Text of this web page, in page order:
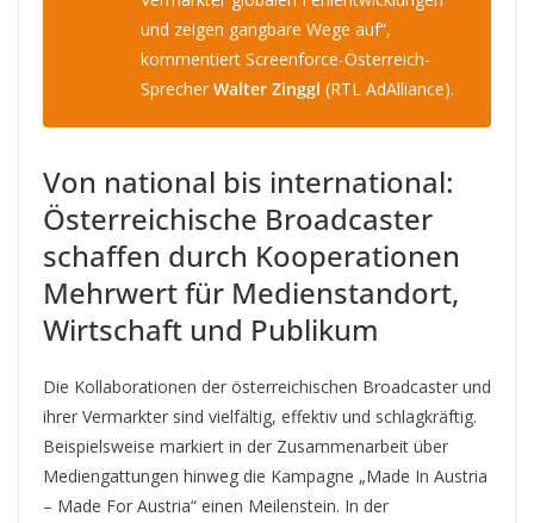
und zeigen gangbare Wege auf“,
kommentiert Screenforce-Österreich-
Sprecher Walter Zinggl (RTL AdAlliance).
Von national bis international:
Österreichische Broadcaster
schaffen durch Kooperationen
Mehrwert für Medienstandort,
Wirtschaft und Publikum
Die Kollaborationen der österreichischen Broadcaster und
ihrer Vermarkter sind vielfältig, effektiv und schlagkräftig.
Beispielsweise markiert in der Zusammenarbeit über
Mediengattungen hinweg die Kampagne „Made In Austria
– Made For Austria“ einen Meilenstein. In der